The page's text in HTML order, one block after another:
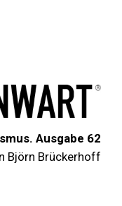
Ausgabe 62
Björn Brückerhoff